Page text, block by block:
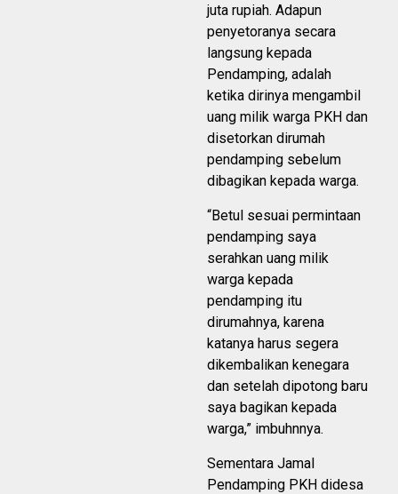
juta rupiah. Adapun
penyetoranya secara
langsung kepada
Pendamping, adalah
ketika dirinya mengambil
uang milik warga PKH dan
disetorkan dirumah
pendamping sebelum
dibagikan kepada warga.
“Betul sesuai permintaan
pendamping saya
serahkan uang milik
warga kepada
pendamping itu
dirumahnya, karena
katanya harus segera
dikembalikan kenegara
dan setelah dipotong baru
saya bagikan kepada
warga,” imbuhnnya.
Sementara Jamal
Pendamping PKH didesa